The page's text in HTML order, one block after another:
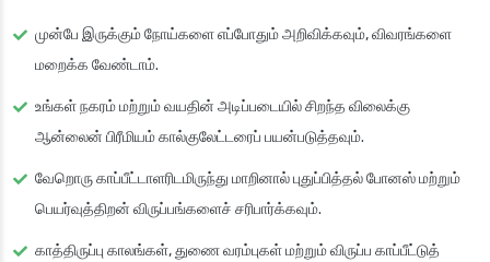
முன்பே இருக்கும் நோய்களை எப்போதும் அறிவிக்கவும், விவரங்களை
மறைக்க வேண்டாம்.
உங்கள் நகரம் மற்றும் வயதின் அடிப்படையில் சிறந்த விலைக்கு
ஆன்லைன் பிரீமியம் கால்குலேட்டரைப் பயன்படுத்தவும்.
வேறொரு காப்பீட்டாளரிடமிருந்து மாறினால் புதுப்பித்தல் போனஸ் மற்றும்
பெயர்வுத்திறன் விருப்பங்களைச் சரிபார்க்கவும்.
காத்திருப்பு காலங்கள், துணை வரம்புகள் மற்றும் விருப்ப காப்பீட்டுத்